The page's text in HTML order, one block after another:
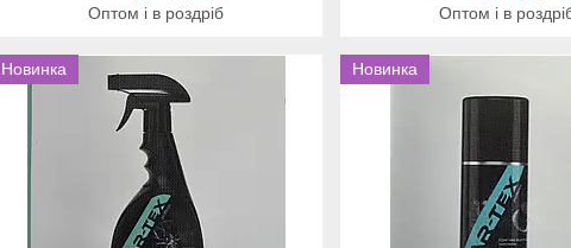
Оптом і в роздріб Оптом і в
Новинка Новинка